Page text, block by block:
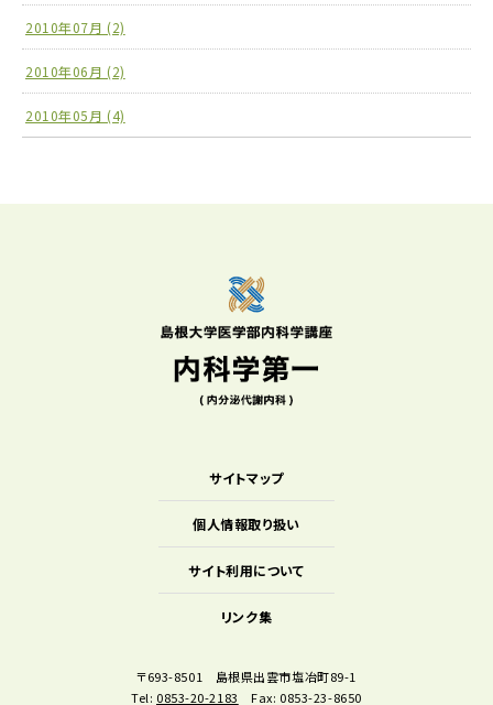
2010年07月 (2)
2010年06月 (2)
2010年05月 (4)
サイトマップ
個人情報取り扱い
サイト利用について
リンク集
〒693-8501 島根県出雲市塩冶町89-1
Tel: 0853-20-2183 Fax: 0853-23-8650